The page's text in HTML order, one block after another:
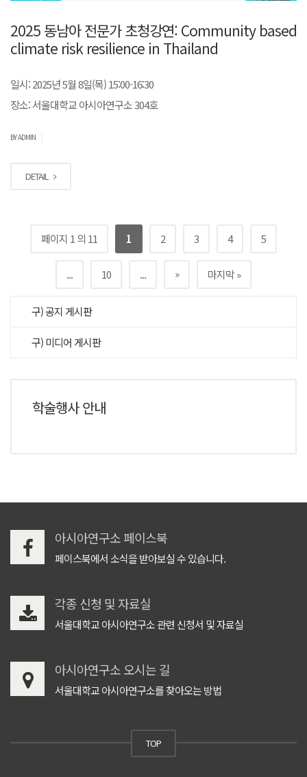
2025 동남아 전문가 초청강연: Community based
climate risk resilience in Thailand
일시: 2025년 5월 8일(목) 15:00-16:30
장소: 서울대학교 아시아연구소 304호
BY ADMIN
DETAIL
페이지 1 의 11 1 2 3 4 5
... 10 ... » 마지막 »
구) 공지 게시판
구) 미디어 게시판
학술행사 안내
아시아연구소 페이스북
페이스북에서 소식을 받아보실 수 있습니다.
각종 신청 및 자료실
서울대학교 아시아연구소 관련 신청서 및 자료실
아시아연구소 오시는 길
서울대학교 아시아연구소를 찾아오는 방법
TOP